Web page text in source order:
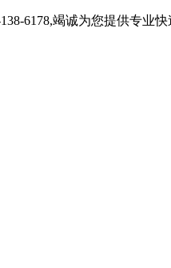
6178,竭诚为您提供专业